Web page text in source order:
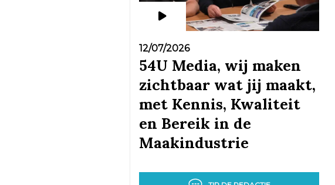
12/07/2026
54U Media, wij maken
zichtbaar wat jij maakt,
met Kennis, Kwaliteit
en Bereik in de
Maakindustrie